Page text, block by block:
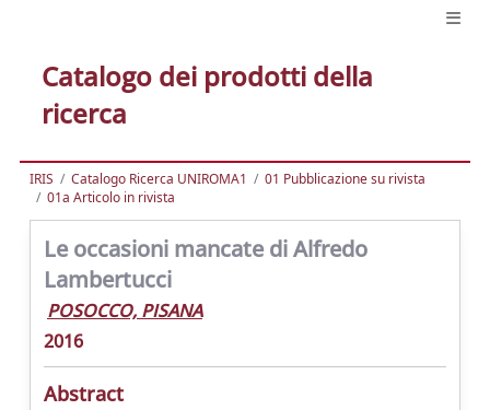
Catalogo dei prodotti della
ricerca
IRIS Catalogo Ricerca UNIROMA1
01 Pubblicazione su rivista
01a Articolo in rivista
Le occasioni mancate di Alfredo
Lambertucci
POSOCCO, PISANA
2016
Abstract